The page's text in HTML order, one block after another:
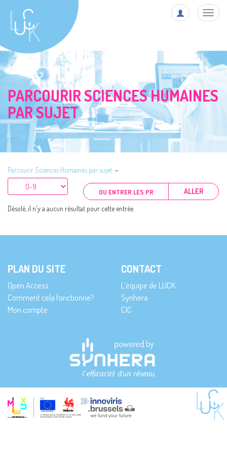
PARCOURIR SCIENCES HUMAINES
PAR SUJET
Parcourir Sciences Humaines par sujet
ALLER
Désolé, il n'y a aucun résultat pour cette entrée.
PLAN DU SITE
Open Access
Comment cela fonctionne?
Mon compte
CONTACT
L’équipe de LUCK
Synhera
CIC